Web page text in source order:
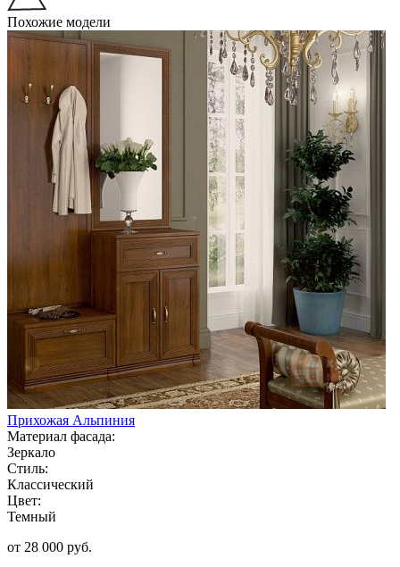
Похожие модели
Прихожая Альпиния
Материал фасада:
Зеркало
Стиль:
Классический
Цвет:
Темный
от 28 000 руб.